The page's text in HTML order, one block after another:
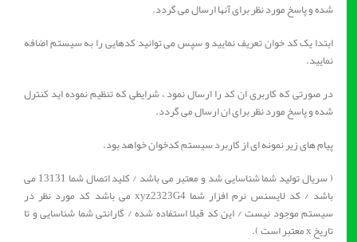
شده و پاسخ مورد نظر برای آنها ارسال می گردد.
ابتدا یک کد خوان تعریف نمایید و سپس می توانید کدهایی را به سیستم اضافه
نمایید.
در صورتی که کاربری ان کد را ارسال نمود ، شرایطی که تنظیم نموده اید کنترل
شده و پاسخ مورد نظر برای ان ارسال می گردد.
پیام های زیر نمونه ای از کاربرد سیستم کدخوان خواهد بود.
( سریال تولید شما شناسایی شد و معتبر می باشد / کلید اتصال شما 13131 می
باشد / کد لایسنس نرم افزار شما xyz2323G4 می باشد کد مورد نظر در
سیستم موجود نیست / این کد قبلا استفاده شده / گارانتی شما شناسایی و تا
تاریخ x معتبر است ).